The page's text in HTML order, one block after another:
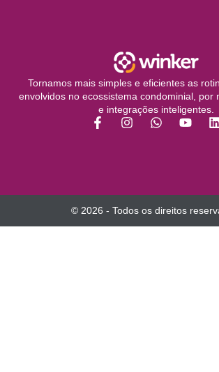
Tornamos mais simples e eficientes as
envolvidos no ecossistema condominial, por
e integrações inteligentes.
© 2026 - Todos os direitos